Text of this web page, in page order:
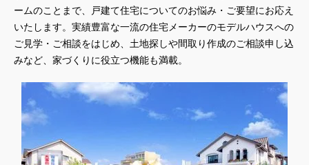
ームのことまで、戸建て住宅についてのお悩み・ご要望にお応え
いたします。実績豊富な一流の住宅メーカーのモデルハウスへの
ご見学・ご相談をはじめ、土地探しや間取り作成のご相談申し込
みなど、家づくりに役立つ機能も満載。